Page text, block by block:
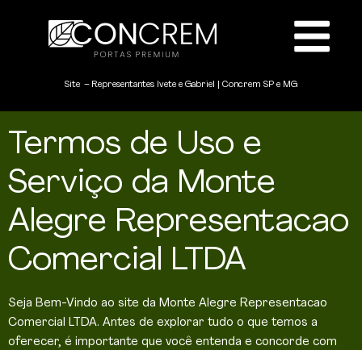
Site – Representantes Ivete e Gabriel | Concrem SP e MG
Termos de Uso e
Serviço da Monte
Alegre Representacao
Comercial LTDA
Seja Bem-Vindo ao site da Monte Alegre Representacao
Comercial LTDA. Antes de explorar tudo o que temos a
oferecer, é importante que você entenda e concorde com